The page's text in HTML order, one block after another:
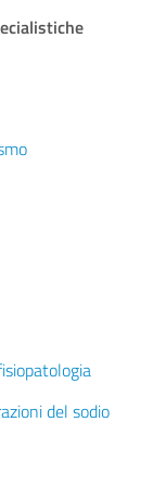
del sodio